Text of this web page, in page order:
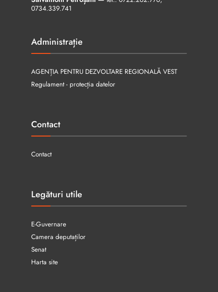
0734.339.741
Administrație
AGENȚIA PENTRU DEZVOLTARE REGIONALĂ VEST
Regulament - protecția datelor
Contact
Contact
Legături utile
E-Guvernare
Camera deputaților
Senat
Harta site